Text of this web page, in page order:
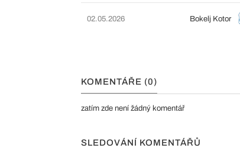
02.05.2026 Bokelj Kotor
KOMENTÁŘE (0)
zatím zde není žádný komentář
SLEDOVÁNÍ KOMENTÁŘŮ